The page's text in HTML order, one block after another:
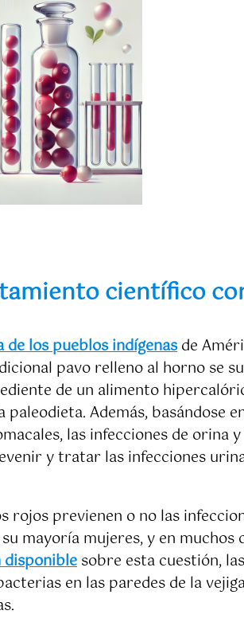
científico
los pueblos indígenasde
pavo relleno al horno se
de un alimento
Además, basándose
las infecciones de orina
y tratar las infecciones
previenen o no las
mayoría mujeres, y en
disponible sobre esta cuestión,
en las paredes de la